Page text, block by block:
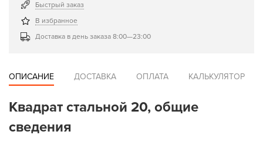
Быстрый заказ
В избранное
Доставка в день заказа 8:00—23:00
ОПИСАНИЕ ДОСТАВКА ОПЛАТА КАЛЬКУЛЯТОР
Квадрат стальной 20, общие
сведения